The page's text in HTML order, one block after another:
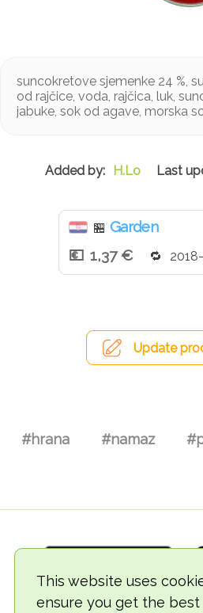
This website uses
ensure you get the best
suncokretove sjemenke 24 %,
od rajčice, voda, rajčica, luk,
jabuke, sok od agave, morska
H.Lo
🏪 Garden
1,37 €
Update
#hrana #namaz